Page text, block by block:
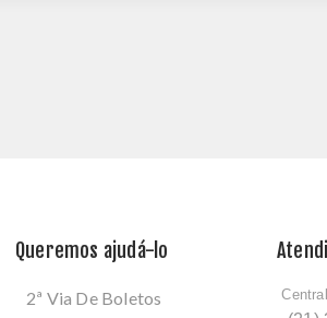
Queremos ajudá-lo
2ª Via De Boletos ﾠ